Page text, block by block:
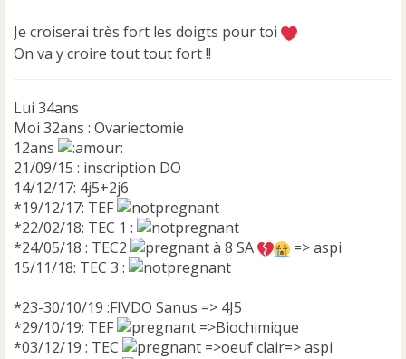
Je croiserai très fort les doigts pour toi
On va y croire tout tout fort !!
Lui 34ans
Moi 32ans : Ovariectomie
12ans
21/09/15 : inscription DO
14/12/17: 4j5+2j6
*19/12/17: TEF
*22/02/18: TEC 1 :
*24/05/18 : TEC2
à 8 SA
=> aspi
15/11/18: TEC 3 :
*23-30/10/19 :FIVDO Sanus => 4J5
*29/10/19: TEF
=>Biochimique
*03/12/19 : TEC
=>oeuf clair=> aspi